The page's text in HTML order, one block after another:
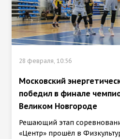
28 февраля, 10:56
Московский
победил в финале
Великом Новгороде
Решающий этап
«Центр» прошёл в